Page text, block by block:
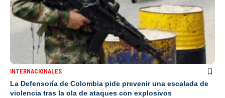
INTERNACIONALES
La Defensoría de Colombia pide prevenir una escalada de
violencia tras la ola de ataques con explosivos